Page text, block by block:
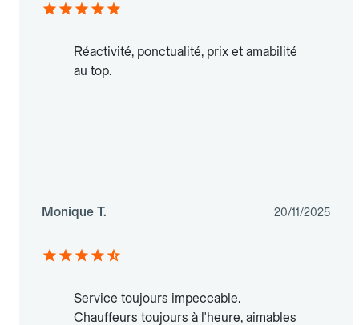
Réactivité, ponctualité, prix et amabilité
au top.
Monique T. 20/11/2025
Service toujours impeccable.
Chauffeurs toujours à l'heure, aimables